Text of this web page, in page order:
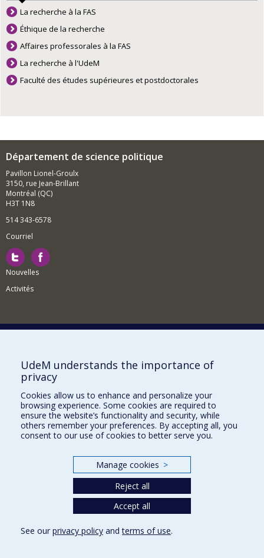
La recherche à la FAS
Éthique de la recherche
Affaires professorales à la FAS
La recherche à l'UdeM
Faculté des études supérieures et postdoctorales
Département de science politique
Pavillon Lionel-Groulx
3150, rue Jean-Brillant
Montréal (QC)
H3T 1N8
514 343-6578
Courriel
Nouvelles
Activités
Comment soutenir le Département?
BESOIN D'AIDE?
Plan du site
Signaler une erreur
Accessibilité
Nos départements et écoles
UdeM understands the importance of
privacy
Cookies allow us to enhance and personalize your
browsing experience. Some cookies are required to
ensure the website’s functionality and security, while
others remember your preferences. By accepting all, you
consent to our use of cookies to better serve you.
Manage cookies >
Reject all
Accept all
See our privacy policy andterms of use.